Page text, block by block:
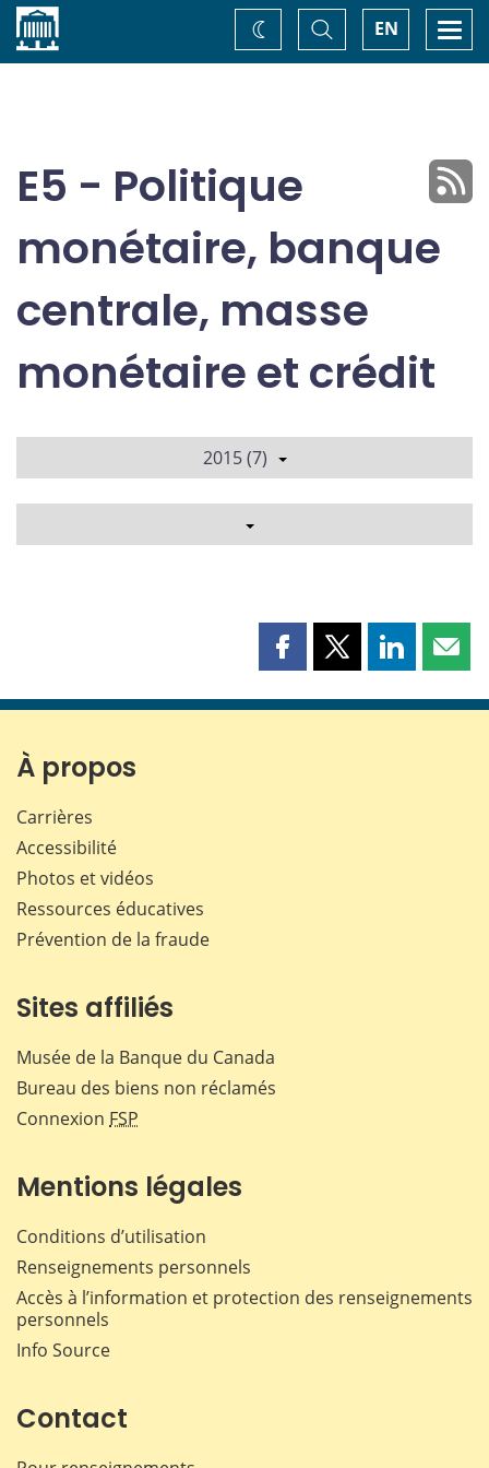
Accueil EN
Basculer
la
recherche
Changez
de
E5 - Politique
monétaire, banque
centrale, masse
monétaire et crédit
2015 (7)
Partager
page
Partager
page
Partager
page page
À propos
Carrières
Accessibilité
Photos et vidéos
Ressources éducatives
Prévention de la fraude
Sites affiliés
Musée de la Banque du Canada
Bureau des biens non réclamés
Connexion FSP
Mentions légales
Conditions d’utilisation
Renseignements personnels
Accès à l’information et protection des renseignements
personnels
Info Source
Contact